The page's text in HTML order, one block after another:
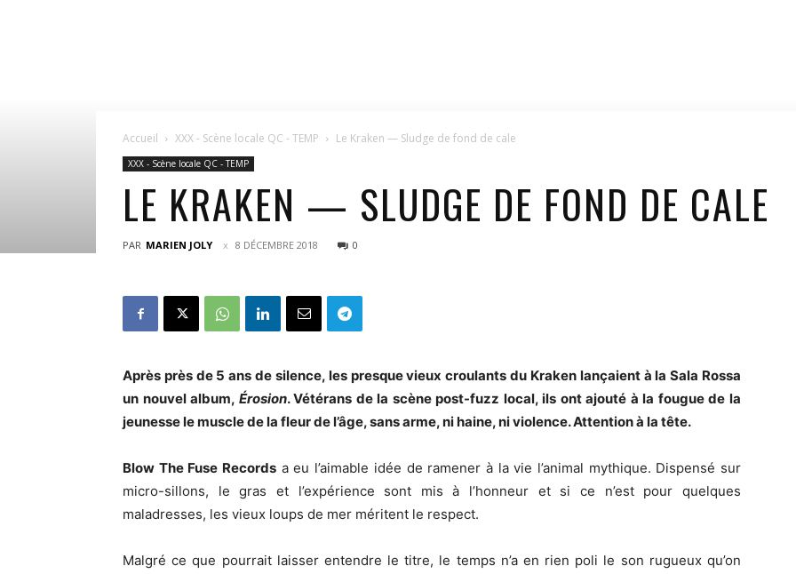
Accueil XXX - Scène locale QC - TEMP Le Kraken — Sludge de fond de cale
XXX - Scène locale QC - TEMP
LE KRAKEN — SLUDGE DE FOND DE CALE
PAR MARIEN JOLY 8 DÉCEMBRE 2018 0
Après près de 5 ans de silence, les presque vieux croulants du Kraken lançaient à la Sala Rossa
un nouvel album, Érosion. Vétérans de la scène post-fuzz local, ils ont ajouté à la fougue de la
jeunesse le muscle de la fleur de l’âge, sans arme, ni haine, ni violence. Attention à la tête.
Blow The Fuse Records a eu l’aimable idée de ramener à la vie l’animal mythique. Dispensé sur
micro-sillons, le gras et l’expérience sont mis à l’honneur et si ce n’est pour quelques
maladresses, les vieux loups de mer méritent le respect.
Malgré ce que pourrait laisser entendre le titre, le temps n’a en rien poli le son rugueux qu’on